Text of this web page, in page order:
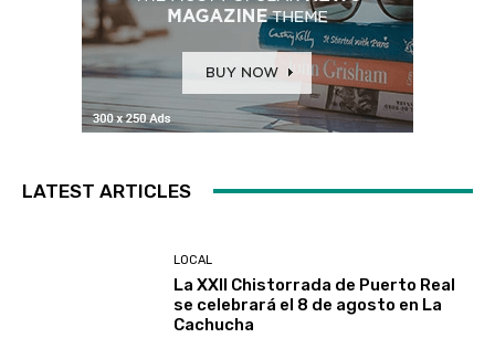
LATEST ARTICLES
LOCAL
La XXII Chistorrada de Puerto Real
se celebrará el 8 de agosto en La
Cachucha